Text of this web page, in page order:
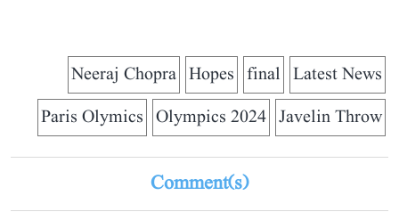
Latest News
final
Hopes
Neeraj Chopra
Javelin Throw
Olympics 2024
Paris Olymics
Comment(s)